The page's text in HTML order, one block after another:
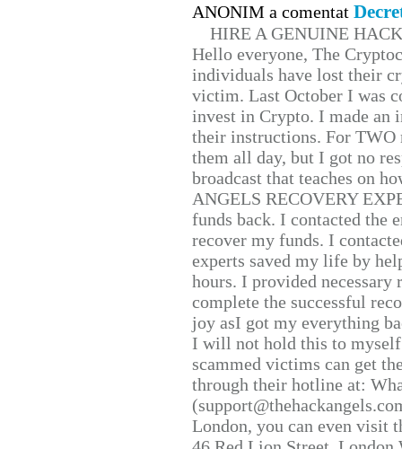
ANONIM a comentat
HIRE A GENUINE
Hello everyone, The
individuals have lost their
victim. Last October I was
invest in Crypto. I made
their instructions. For TWO
them all day, but I got no
broadcast that teaches on
ANGELS RECOVERY
funds back. I contacted the
recover my funds. I
experts saved my life by
hours. I provided
complete the successful
joy asI got my everything
I will not hold this to
scammed victims can get
through their hotline at:
London, you can even visit